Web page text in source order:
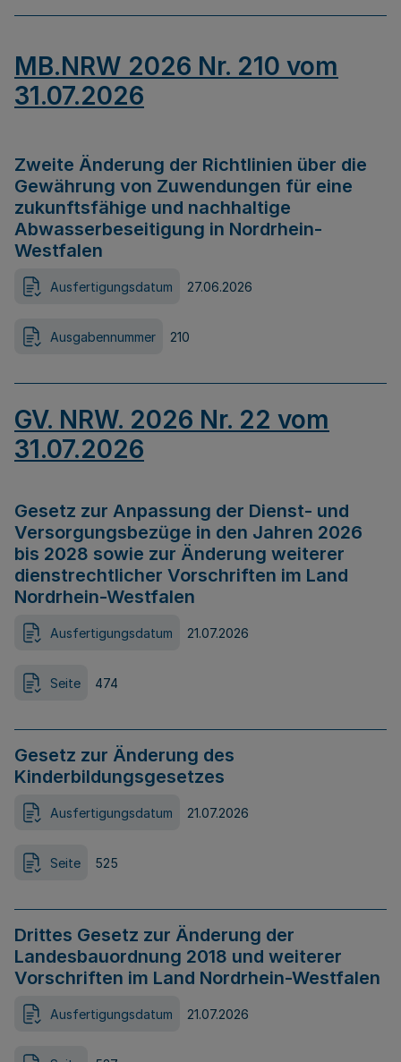
MB.NRW 2026 Nr. 210 vom
31.07.2026
Zweite Änderung der Richtlinien über die
Gewährung von Zuwendungen für eine
zukunftsfähige und nachhaltige
Abwasserbeseitigung in Nordrhein-
Westfalen
Ausfertigungsdatum 27.06.2026
Ausgabennummer 210
GV. NRW. 2026 Nr. 22 vom
31.07.2026
Gesetz zur Anpassung der Dienst- und
Versorgungsbezüge in den Jahren 2026
bis 2028 sowie zur Änderung weiterer
dienstrechtlicher Vorschriften im Land
Nordrhein-Westfalen
Ausfertigungsdatum 21.07.2026
Seite 474
Gesetz zur Änderung des
Kinderbildungsgesetzes
Ausfertigungsdatum 21.07.2026
Seite 525
Drittes Gesetz zur Änderung der
Landesbauordnung 2018 und weiterer
Vorschriften im Land Nordrhein-Westfalen
Ausfertigungsdatum 21.07.2026